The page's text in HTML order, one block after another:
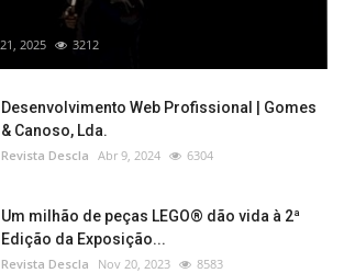
2025 3212
Desenvolvimento Web Profissional | Gomes
& Canoso, Lda.
Revista Descla Abr 9, 2024 6304
Um milhão de peças LEGO® dão vida à 2ª
Edição da Exposição...
Revista Descla Nov 20, 2023 8583